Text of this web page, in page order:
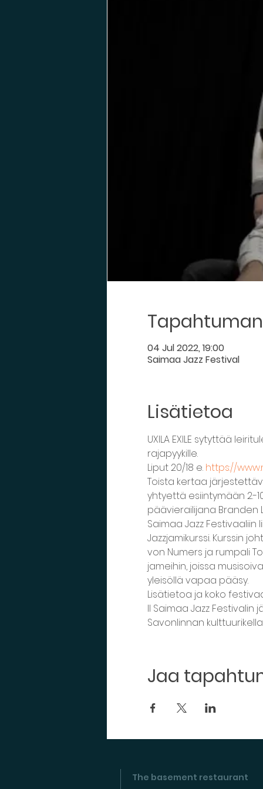
04 Jul 2022, 19:00
Saimaa Jazz Festival
Lisätietoa
UXILA EXILE sytyttää
rajapyykille.
Liput 20/18 e. https://
Toista kertaa
yhtyettä esiintymään 2.-
päävierailijana Branden
Saimaa Jazz
Jazzjamikurssi. Kurssin
von Numers ja rumpali
jameihin, joissa
yleisöllä vapaa pääsy.
Lisätietoa ja koko
II Saimaa Jazz Festivalin
Savonlinnan
Jaa
The basement restaurant